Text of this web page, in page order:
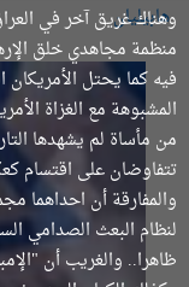
هابیلیان
وهناك غريق آخر في
منظمة مجاهدي خلق
فيه كما يحتل الأمريكان
المشبوهة مع الغزاة
من مأساة لم يشهدها
تتفاوضان على اقتسام
والمفارقة أن احداهما
لنظام البعث الصدامي
ظاهرا.. والغريب أن